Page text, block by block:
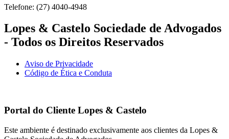
Telefone: (27) 4040-4948
Lopes & Castelo Sociedade de Advogados
- Todos os Direitos Reservados
Aviso de Privacidade
Código de Ética e Conduta
Portal do Cliente Lopes & Castelo
Este ambiente é destinado exclusivamente aos clientes da Lopes &